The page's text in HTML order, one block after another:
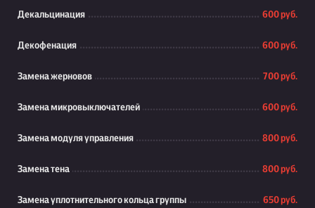
Декальцинация 600 руб.
Декофенация 600 руб.
Замена жерновов 700 руб.
Замена микровыключателей 600 руб.
Замена модуля управления 800 руб.
Замена тена 800 руб.
Замена уплотнительного кольца группы 650 руб.